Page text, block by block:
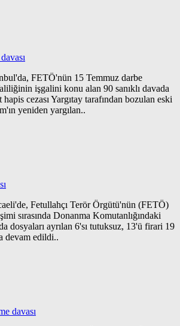
FETÖ'nün 15 Temmuz darbe
işgalini konu alan 90 sanıklı davada
hapis cezası Yargıtay tarafından bozulan eski
yeniden yargılan..
Fetullahçı Terör Örgütü'nün (FETÖ)
sırasında Donanma Komutanlığındaki
dosyaları ayrılan 6'sı tutuksuz, 13'ü firari 19
devam edildi..
davası